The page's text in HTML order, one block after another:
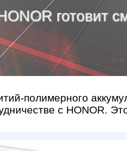
готовит
полимерного
с HONOR.